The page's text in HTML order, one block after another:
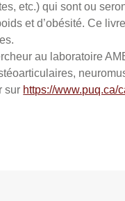
etc.) qui sont ou
et d’obésité. Ce
au laboratoire
sur https://www.puq.ca/